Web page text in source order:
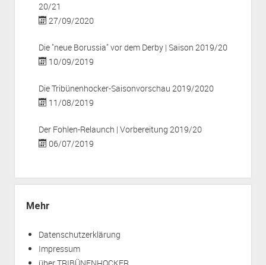
20/21
27/09/2020
Die "neue Borussia" vor dem Derby | Saison 2019/20
10/09/2019
Die Tribünenhocker-Saisonvorschau 2019/2020
11/08/2019
Der Fohlen-Relaunch | Vorbereitung 2019/20
06/07/2019
Mehr
Datenschutzerklärung
Impressum